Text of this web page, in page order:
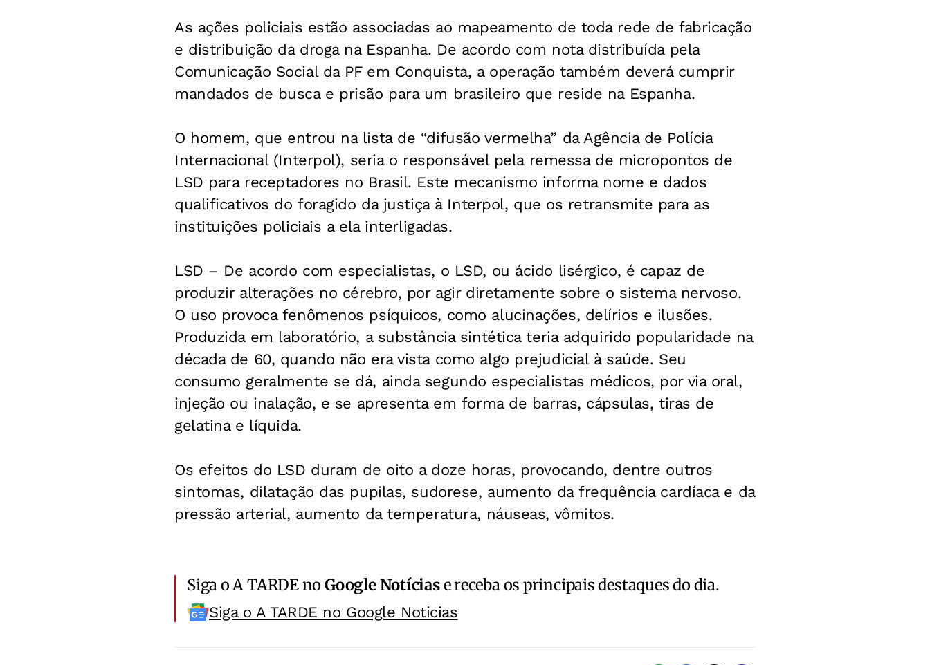
As ações policiais estão associadas ao mapeamento de toda rede de fabricação
e distribuição da droga na Espanha. De acordo com nota distribuída pela
Comunicação Social da PF em Conquista, a operação também deverá cumprir
mandados de busca e prisão para um brasileiro que reside na Espanha.
O homem, que entrou na lista de “difusão vermelha” da Agência de Polícia
Internacional (Interpol), seria o responsável pela remessa de micropontos de
LSD para receptadores no Brasil. Este mecanismo informa nome e dados
qualificativos do foragido da justiça à Interpol, que os retransmite para as
instituições policiais a ela interligadas.
LSD – De acordo com especialistas, o LSD, ou ácido lisérgico, é capaz de
produzir alterações no cérebro, por agir diretamente sobre o sistema nervoso.
O uso provoca fenômenos psíquicos, como alucinações, delírios e ilusões.
Produzida em laboratório, a substância sintética teria adquirido popularidade na
década de 60, quando não era vista como algo prejudicial à saúde. Seu
consumo geralmente se dá, ainda segundo especialistas médicos, por via oral,
injeção ou inalação, e se apresenta em forma de barras, cápsulas, tiras de
gelatina e líquida.
Os efeitos do LSD duram de oito a doze horas, provocando, dentre outros
sintomas, dilatação das pupilas, sudorese, aumento da frequência cardíaca e da
pressão arterial, aumento da temperatura, náuseas, vômitos.
Siga o A TARDE noGoogle Notíciase receba os principais destaques do dia.
Siga o A TARDE no Google Noticias